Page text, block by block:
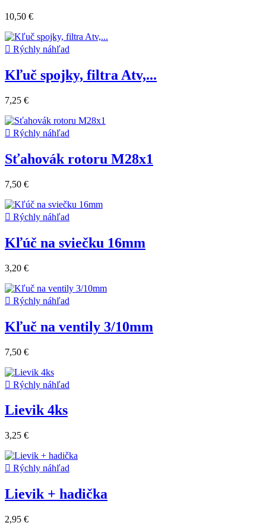
10,50 €
 Rýchly náhľad
Kľuč spojky, filtra Atv,...
7,25 €
 Rýchly náhľad
Sťahovák rotoru M28x1
7,50 €
 Rýchly náhľad
Kľúč na sviečku 16mm
3,20 €
 Rýchly náhľad
Kľuč na ventily 3/10mm
7,50 €
 Rýchly náhľad
Lievik 4ks
3,25 €
 Rýchly náhľad
Lievik + hadička
2,95 €